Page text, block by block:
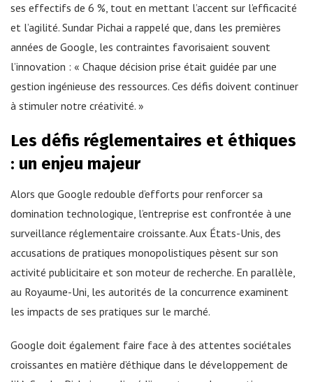
ses effectifs de 6 %, tout en mettant l’accent sur l’efficacité
et l’agilité. Sundar Pichai a rappelé que, dans les premières
années de Google, les contraintes favorisaient souvent
l’innovation : « Chaque décision prise était guidée par une
gestion ingénieuse des ressources. Ces défis doivent continuer
à stimuler notre créativité. »
Les défis réglementaires et éthiques
: un enjeu majeur
Alors que Google redouble d’efforts pour renforcer sa
domination technologique, l’entreprise est confrontée à une
surveillance réglementaire croissante. Aux États-Unis, des
accusations de pratiques monopolistiques pèsent sur son
activité publicitaire et son moteur de recherche. En parallèle,
au Royaume-Uni, les autorités de la concurrence examinent
les impacts de ses pratiques sur le marché.
Google doit également faire face à des attentes sociétales
croissantes en matière d’éthique dans le développement de